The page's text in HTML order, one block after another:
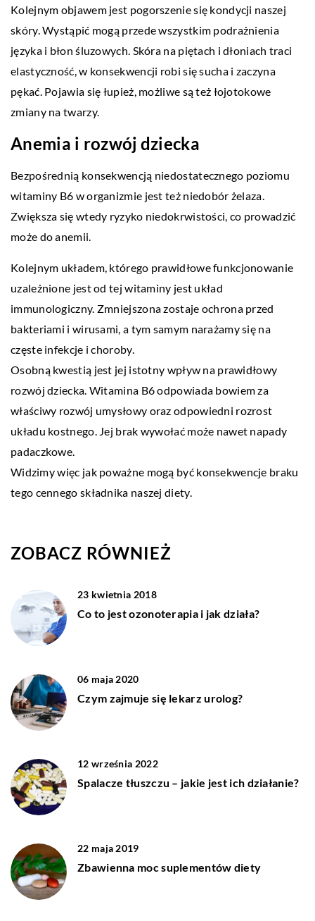
Kolejnym objawem jest pogorszenie się kondycji naszej
skóry. Wystąpić mogą przede wszystkim podrażnienia
języka i błon śluzowych. Skóra na piętach i dłoniach traci
elastyczność, w konsekwencji robi się sucha i zaczyna
pękać. Pojawia się łupież, możliwe są też łojotokowe
zmiany na twarzy.
Anemia i rozwój dziecka
Bezpośrednią konsekwencją niedostatecznego poziomu
witaminy B6 w organizmie jest też niedobór żelaza.
Zwiększa się wtedy ryzyko niedokrwistości, co prowadzić
może do anemii.
Kolejnym układem, którego prawidłowe funkcjonowanie
uzależnione jest od tej witaminy jest układ
immunologiczny. Zmniejszona zostaje ochrona przed
bakteriami i wirusami, a tym samym narażamy się na
częste infekcje i choroby.
Osobną kwestią jest jej istotny wpływ na prawidłowy
rozwój dziecka. Witamina B6 odpowiada bowiem za
właściwy rozwój umysłowy oraz odpowiedni rozrost
układu kostnego. Jej brak wywołać może nawet napady
padaczkowe.
Widzimy więc jak poważne mogą być konsekwencje braku
tego cennego składnika naszej diety.
ZOBACZ RÓWNIEŻ
23 kwietnia 2018
Co to jest ozonoterapia i jak działa?
06 maja 2020
Czym zajmuje się lekarz urolog?
12 września 2022
Spalacze tłuszczu – jakie jest ich działanie?
22 maja 2019
Zbawienna moc suplementów diety